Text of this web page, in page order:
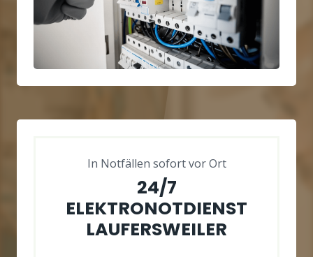
In Notfällen sofort vor Ort
24/7
ELEKTRONOTDIENST
LAUFERSWEILER